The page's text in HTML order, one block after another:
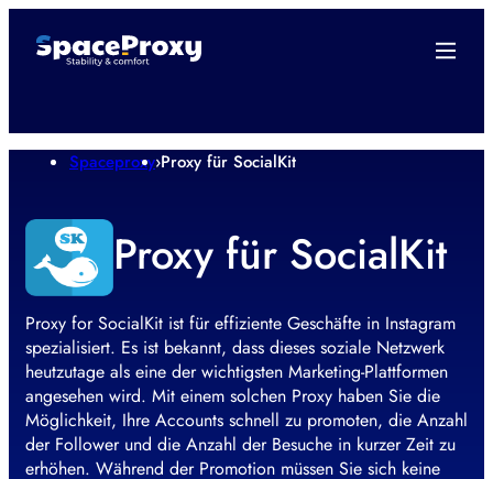
Spaceproxy›Proxy für SocialKit
Proxy für SocialKit
Proxy for SocialKit ist für effiziente Geschäfte in Instagram
spezialisiert. Es ist bekannt, dass dieses soziale Netzwerk
heutzutage als eine der wichtigsten Marketing-Plattformen
angesehen wird. Mit einem solchen Proxy haben Sie die
Möglichkeit, Ihre Accounts schnell zu promoten, die Anzahl
der Follower und die Anzahl der Besuche in kurzer Zeit zu
erhöhen. Während der Promotion müssen Sie sich keine